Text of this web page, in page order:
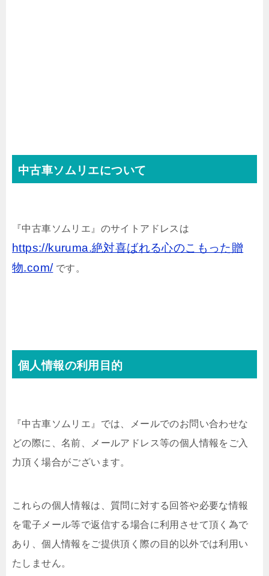
中古車ソムリエについて
『中古車ソムリエ』のサイトアドレスは
https://kuruma.絶対喜ばれる心のこもった贈
物.com/ です。
個人情報の利用目的
『中古車ソムリエ』では、メールでのお問い合わせな
どの際に、名前、メールアドレス等の個人情報をご入
力頂く場合がございます。
これらの個人情報は、質問に対する回答や必要な情報
を電子メール等で返信する場合に利用させて頂く為で
あり、個人情報をご提供頂く際の目的以外では利用い
たしません。